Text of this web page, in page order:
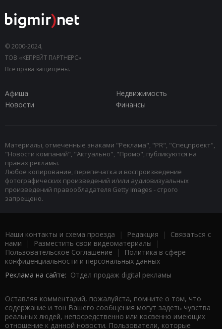
© 2000-2024,
ТОВ «КЕПРЕЙТ ПАРТНЕРС».
Все права защищены.
Афиша
Недвижимость
Новости
Финансы
Материалы, отмеченные знаками "Реклама", "PR", "Спецпроект",
"Новости компаний", "Актуально", "Промо", публикуются на
правах рекламы.
Любое копирование, перепечатка и воспроизведение
фотографических произведений и/или аудиовизуальных
произведений правообладателя Getty Images - строго
запрещено.
Наши контакты и схема проезда | Редакция | Связаться с
нами | Разместить свои видеоматериалы |
Пользовательское Соглашение |
Политика в сфере
конфиденциальности и персональных данных
Реклама на сайте: Отдел продаж digital рекламы
Оставляя комментарий, пожалуйста, помните о том, что
содержание и тон Вашего сообщения могут задеть чувства
реальных людей, непосредственно или косвенно имеющих
отношение к данной новости. Пользователи, которые